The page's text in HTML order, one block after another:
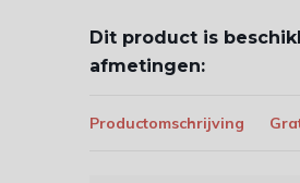
Dit product is
afmetingen:
Productomschrijving